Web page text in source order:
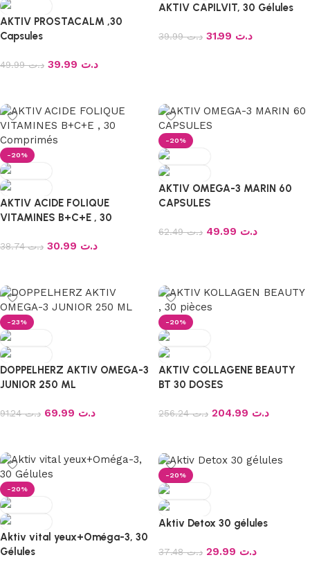
AKTIV PROSTACALM ,30
Capsules
د.ت49.99 د.ت
AKTIV CAPILVIT, 30 Gélules
د.ت39.99 د.ت
-20%
AKTIV ACIDE FOLIQUE
VITAMINES B+C+E , 30
د.ت38.74 د.ت
-20%
AKTIV OMEGA-3 MARIN 60
CAPSULES
د.ت62.49 د.ت
-23%
DOPPELHERZ AKTIV OMEGA-3
JUNIOR 250 ML
د.ت91.24 د.ت
-20%
AKTIV COLLAGENE BEAUTY
BT 30 DOSES
د.ت256.24 د.ت
-20%
Aktiv vital yeux+Oméga-3, 30
Gélules
-20%
Aktiv Detox 30 gélules
د.ت37.48 د.ت